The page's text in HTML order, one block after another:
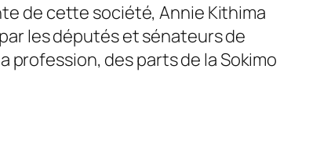
de cette société, Annie Kithima
les députés et sénateurs de
profession, des parts de la Sokimo